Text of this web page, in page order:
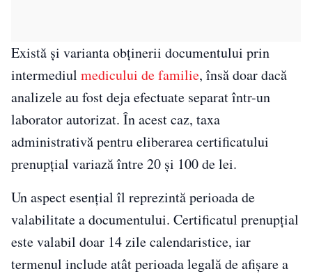
Există și varianta obținerii documentului prin
intermediul medicului de familie, însă doar dacă
analizele au fost deja efectuate separat într-un
laborator autorizat. În acest caz, taxa
administrativă pentru eliberarea certificatului
prenupțial variază între 20 și 100 de lei.
Un aspect esențial îl reprezintă perioada de
valabilitate a documentului. Certificatul prenupțial
este valabil doar 14 zile calendaristice, iar
termenul include atât perioada legală de afișare a